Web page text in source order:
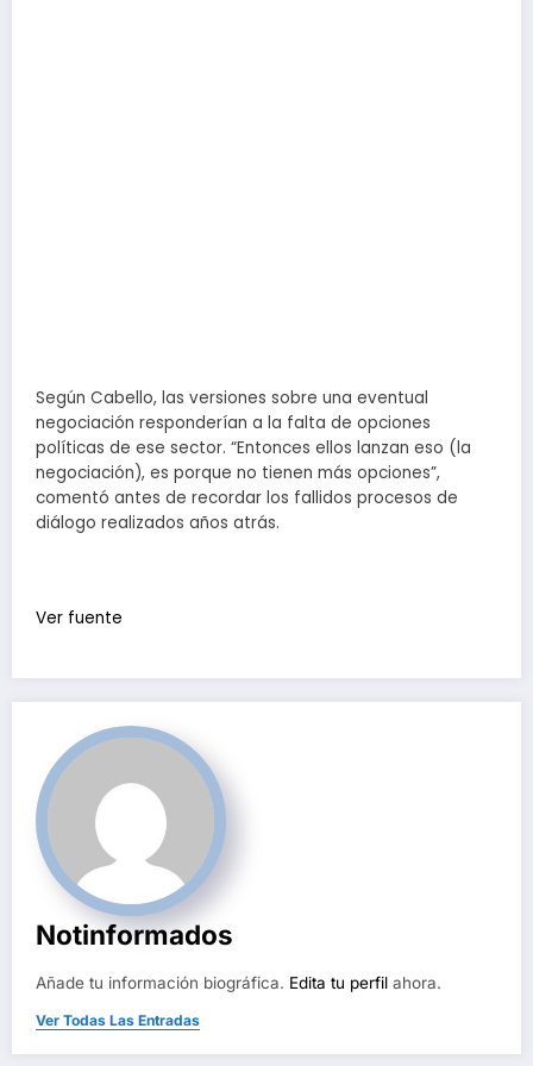
Según Cabello, las versiones sobre una eventual
negociación responderían a la falta de opciones
políticas de ese sector. “Entonces ellos lanzan eso (la
negociación), es porque no tienen más opciones”,
comentó antes de recordar los fallidos procesos de
diálogo realizados años atrás.
Ver fuente
Notinformados
Añade tu información biográfica. Edita tu perfil ahora.
Ver Todas Las Entradas